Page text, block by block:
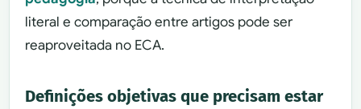
literal e comparação entre artigos pode ser
reaproveitada no ECA.
Definições objetivas que precisam estar